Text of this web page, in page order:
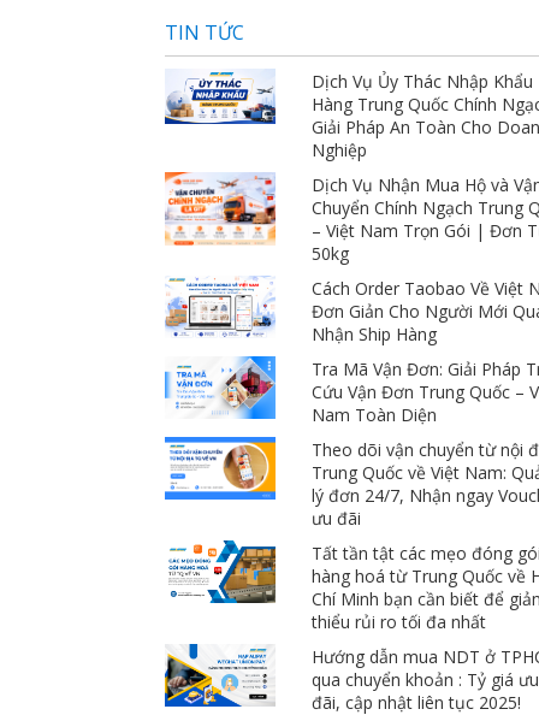
TIN TỨC
Dịch Vụ Ủy Thác Nhập Khẩu
Hàng Trung Quốc Chính
Giải Pháp An Toàn Cho
Nghiệp
Dịch Vụ Nhận Mua Hộ và
Chuyển Chính Ngạch Trung
– Việt Nam Trọn Gói | Đơn
50kg
Cách Order Taobao Về Việt
Đơn Giản Cho Người Mới
Nhận Ship Hàng
Tra Mã Vận Đơn: Giải Pháp
Cứu Vận Đơn Trung Quốc –
Nam Toàn Diện
Theo dõi vận chuyển từ nội
Trung Quốc về Việt Nam:
lý đơn 24/7, Nhận ngay
ưu đãi
Tất tần tật các mẹo đóng gói
hàng hoá từ Trung Quốc về
Chí Minh bạn cần biết để
thiểu rủi ro tối đa nhất
Hướng dẫn mua NDT ở
qua chuyển khoản : Tỷ giá ưu
đãi, cập nhật liên tục 2025!